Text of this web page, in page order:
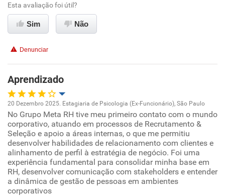
Ambiente de trabalho
Conciliação com a vida familiar
Recomenda esta empresa
Recomenda a diretoria
Esta avaliação foi útil?
Sim Não
Denunciar
Aprendizado
Oportunidade de promoção
Ambiente de trabalho
Conciliação com a vida familiar
Benefícios
20 Dezembro 2025. Estagiaria de Psicologia (Ex-Funcionário), São Paulo
No Grupo Meta RH tive meu primeiro contato com o mundo
corporativo, atuando em processos de Recrutamento &
Seleção e apoio a áreas internas, o que me permitiu
desenvolver habilidades de relacionamento com clientes e
alinhamento de perfil à estratégia de negócio. Foi uma
experiência fundamental para consolidar minha base em
RH, desenvolver comunicação com stakeholders e entender
a dinâmica de gestão de pessoas em ambientes
corporativos